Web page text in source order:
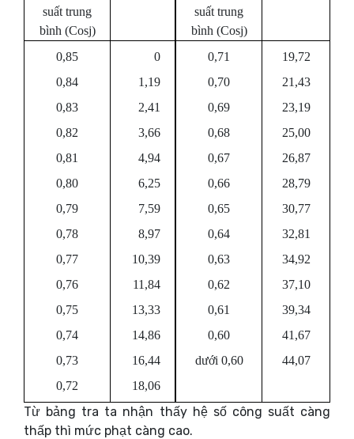
suất trung
bình (Cosj)
suất trung
bình (Cosj)
0,85
0,84
0,83
0,82
0,81
0,80
0,79
0,78
0,77
0,76
0,75
0,74
0,73
0,72
0
1,19
2,41
3,66
4,94
6,25
7,59
8,97
10,39
11,84
13,33
14,86
16,44
18,06
0,71
0,70
0,69
0,68
0,67
0,66
0,65
0,64
0,63
0,62
0,61
0,60
dưới 0,60
19,72
21,43
23,19
25,00
26,87
28,79
30,77
32,81
34,92
37,10
39,34
41,67
44,07
Từ bảng tra ta nhận thấy hệ số công suất càng
thấp thì mức phạt càng cao.